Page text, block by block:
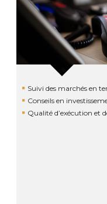
Suivi des marchés en
Conseils en
Qualité d’exécution et